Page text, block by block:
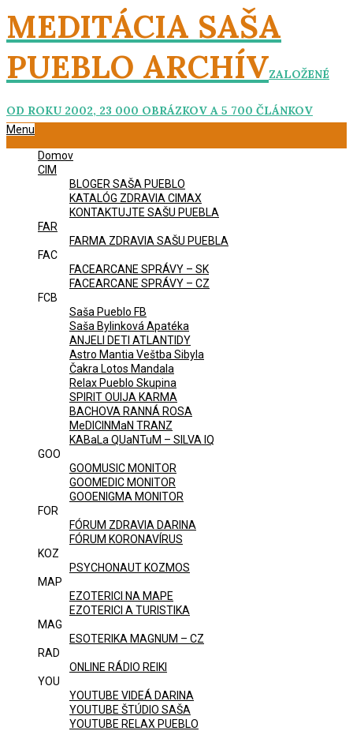
Skip
to
content
MEDITÁCIA SAŠA
PUEBLO ARCHÍVZALOŽENÉ
OD ROKU 2002, 23 000 OBRÁZKOV A 5 700 ČLÁNKOV
Primary
Menu
Domov
CIM
BLOGER SAŠA PUEBLO
KATALÓG ZDRAVIA CIMAX
KONTAKTUJTE SAŠU PUEBLA
FAR
FARMA ZDRAVIA SAŠU PUEBLA
FAC
FACEARCANE SPRÁVY – SK
FACEARCANE SPRÁVY – CZ
FCB
Saša Pueblo FB
Saša Bylinková Apatéka
ANJELI DETI ATLANTIDY
Astro Mantia Veštba Sibyla
Čakra Lotos Mandala
Relax Pueblo Skupina
SPIRIT OUIJA KARMA
BACHOVA RANNÁ ROSA
MeDICINMaN TRANZ
KABaLa QUaNTuM – SILVA IQ
GOO
GOOMUSIC MONITOR
GOOMEDIC MONITOR
GOOENIGMA MONITOR
FOR
FÓRUM ZDRAVIA DARINA
FÓRUM KORONAVÍRUS
KOZ
PSYCHONAUT KOZMOS
MAP
EZOTERICI NA MAPE
EZOTERICI A TURISTIKA
MAG
ESOTERIKA MAGNUM – CZ
RAD
ONLINE RÁDIO REIKI
YOU
YOUTUBE VIDEÁ DARINA
YOUTUBE ŠTÚDIO SAŠA
YOUTUBE RELAX PUEBLO